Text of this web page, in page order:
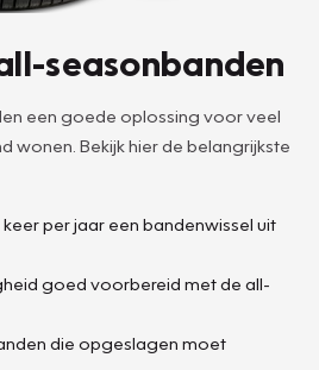
seasonbanden
een goede oplossing voor veel
wonen. Bekijk hier de belangrijkste
per jaar een bandenwissel uit
goed voorbereid met de all-
die opgeslagen moet